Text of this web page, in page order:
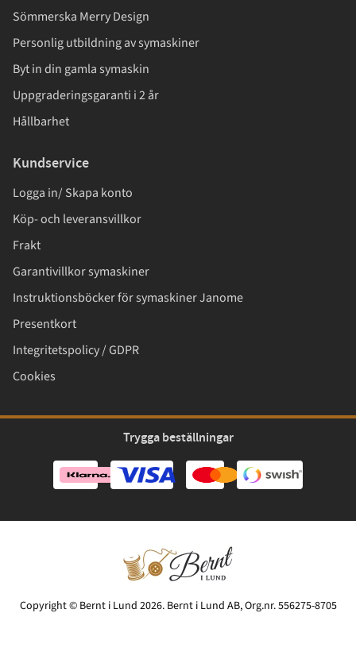
Sömmerska Merry Design
Personlig utbildning av symaskiner
Byt in din gamla symaskin
Uppgraderingsgaranti i 2 år
Hållbarhet
Kundservice
Logga in/ Skapa konto
Köp- och leveransvillkor
Frakt
Garantivillkor symaskiner
Instruktionsböcker för symaskiner Janome
Presentkort
Integritetspolicy / GDPR
Cookies
Trygga beställningar
Copyright © Bernt i Lund 2026. Bernt i Lund AB, Org.nr. 556275-8705